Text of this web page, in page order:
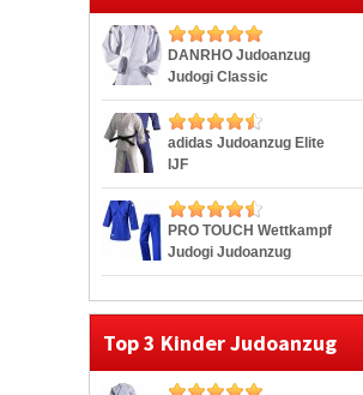
DANRHO Judoanzug
Judogi Classic
adidas Judoanzug Elite
IJF
PRO TOUCH Wettkampf
Judogi Judoanzug
Randori
Top 3 Kinder Judoanzug